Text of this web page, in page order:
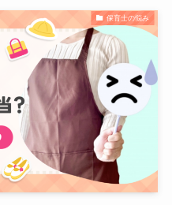
保育士の悩み